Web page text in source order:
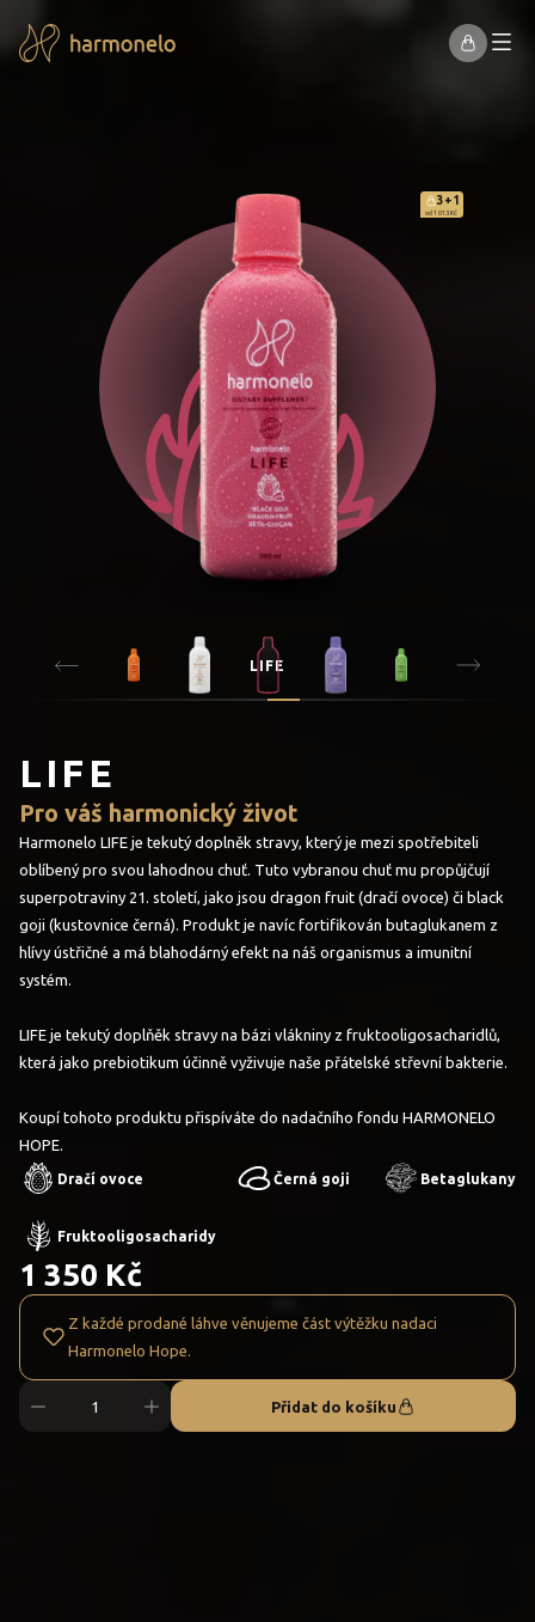
3+1
od 1 013 Kč
LIFE
LIFE
Pro váš harmonický život
Harmonelo LIFE je tekutý doplněk stravy, který je mezi spotřebiteli
oblíbený pro svou lahodnou chuť. Tuto vybranou chuť mu propůjčují
superpotraviny 21. století, jako jsou dragon fruit (dračí ovoce) či black
goji (kustovnice černá). Produkt je navíc fortifikován butaglukanem z
hlívy ústřičné a má blahodárný efekt na náš organismus a imunitní
systém.
LIFE je tekutý doplňěk stravy na bázi vlákniny z fruktooligosacharidlů,
která jako prebiotikum účinně vyživuje naše přátelské střevní bakterie.
Koupí tohoto produktu přispíváte do nadačního fondu HARMONELO
HOPE.
Dračí ovoce Černá goji Betaglukany
Fruktooligosacharidy
1 350 Kč
Z každé prodané láhve věnujeme část výtěžku nadaci
Harmonelo Hope.
Přidat do košíku